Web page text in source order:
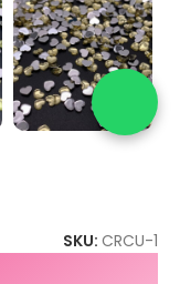
SKU: CRCU-1